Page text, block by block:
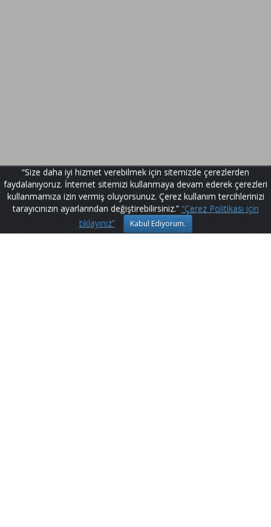
“Size daha iyi hizmet verebilmek için sitemizde çerezlerden
faydalanıyoruz. İnternet sitemizi kullanmaya devam ederek çerezleri
kullanmamıza izin vermiş oluyorsunuz. Çerez kullanım tercihlerinizi
tarayıcınızın ayarlarından değiştirebilirsiniz.” “Çerez Politikası için
tıklayınız”
Kabul Ediyorum.